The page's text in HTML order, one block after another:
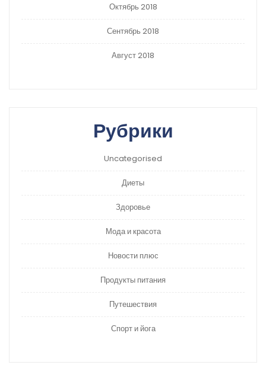
Октябрь 2018
Сентябрь 2018
Август 2018
Рубрики
Uncategorised
Диеты
Здоровье
Мода и красота
Новости плюс
Продукты питания
Путешествия
Спорт и йога